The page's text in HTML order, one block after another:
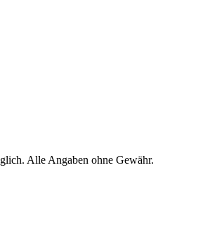
Alle Angaben ohne Gewähr.